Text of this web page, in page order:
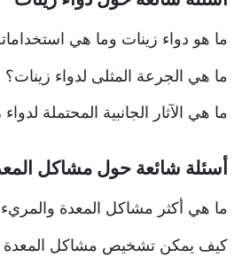
ما هو دواء زينات وما هي
ما هي الجرعة المثلى لدواء زينات؟
ما هي الآثار الجانبية المحتملة
أسئلة شائعة حول مشاكل
ما هي أكثر مشاكل المعدة
كيف يمكن تشخيص مشاكل المعدة